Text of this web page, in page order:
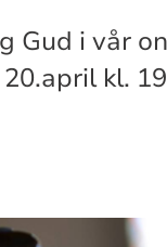
Gud i vår
kl.